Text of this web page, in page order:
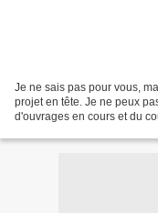
Je ne sais pas pour vous,
projet en tête. Je ne peux
d'ouvrages en cours et du